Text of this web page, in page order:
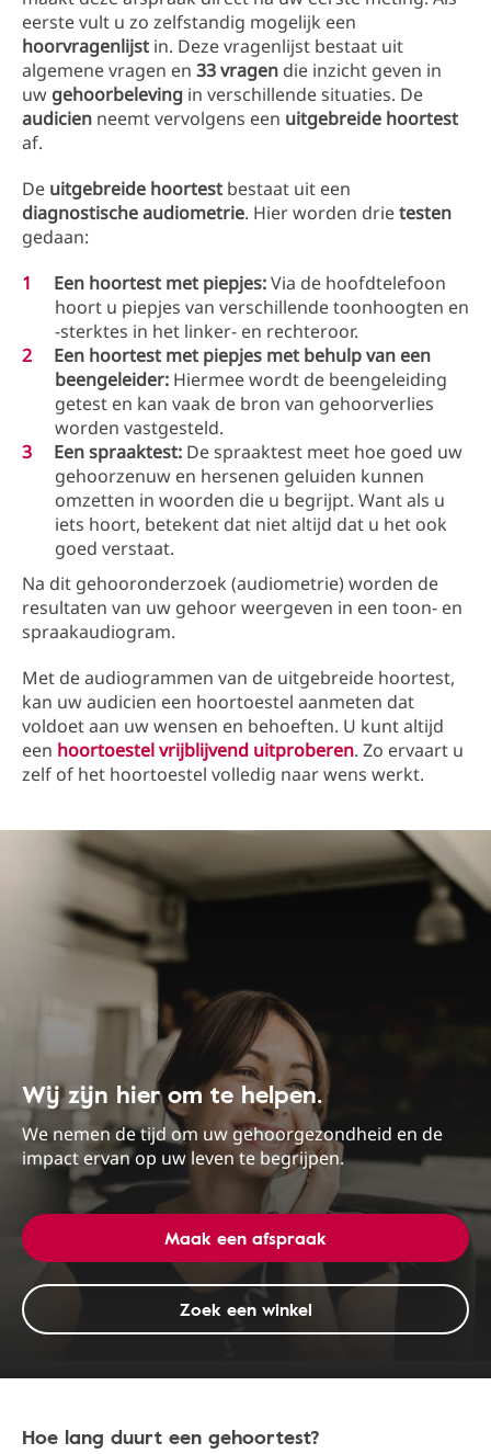
eerste vult u zo zelfstandig mogelijk een
hoorvragenlijst in. Deze vragenlijst bestaat uit
algemene vragen en 33 vragen die inzicht geven in
uw gehoorbeleving in verschillende situaties. De
audicien neemt vervolgens een uitgebreide hoortest
af.
De uitgebreide hoortest bestaat uit een
diagnostische audiometrie. Hier worden drietesten
gedaan:
Een hoortest met piepjes:Via de hoofdtelefoon
hoort u piepjes van verschillende toonhoogten en
-sterktes in het linker- en rechteroor.
Een hoortest met piepjes met behulp van een
beengeleider: Hiermee wordt de beengeleiding
getest en kan vaak de bron van gehoorverlies
worden vastgesteld.
Een spraaktest: De spraaktest meet hoe goed uw
gehoorzenuw en hersenen geluiden kunnen
omzetten in woorden die u begrijpt. Want als u
iets hoort, betekent dat niet altijd dat u het ook
goed verstaat.
Na dit gehooronderzoek (audiometrie) worden de
resultaten van uw gehoor weergeven in een toon- en
spraakaudiogram.
Met de audiogrammen van de uitgebreide hoortest,
kan uw audicien een hoortoestel aanmeten dat
voldoet aan uw wensen en behoeften. U kunt altijd
een hoortoestel vrijblijvend uitproberen. Zo ervaart u
zelf of het hoortoestel volledig naar wens werkt.
Wij zijn hier om te helpen.
We nemen de tijd om uw gehoorgezondheid en de
impact ervan op uw leven te begrijpen.
Maak een afspraak
Zoek een winkel
Hoe lang duurt een gehoortest?